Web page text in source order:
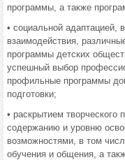
программы, а также
• социальной
взаимодействия,
программы детских
успешный выбор
профильные программы
подготовки;
• раскрытием творческого
содержанию и уровню
возможностями, в том
обучения и общения, а